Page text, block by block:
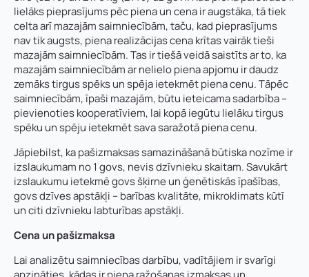
lielāks pieprasījums pēc piena un cena ir augstāka, tā tiek
celta arī mazajām saimniecībām, taču, kad pieprasījums
nav tik augsts, piena realizācijas cena krītas vairāk tieši
mazajām saimniecībām. Tas ir tiešā veidā saistīts ar to, ka
mazajām saimniecībām ar nelielo piena apjomu ir daudz
zemāks tirgus spēks un spēja ietekmēt piena cenu. Tāpēc
saimniecībām, īpaši mazajām, būtu ieteicama sadarbība –
pievienoties kooperatīviem, lai kopā iegūtu lielāku tirgus
spēku un spēju ietekmēt sava saražotā piena cenu.
Jāpiebilst, ka pašizmaksas samazināšanā būtiska nozīme ir
izslaukumam no 1 govs, nevis dzīvnieku skaitam. Savukārt
izslaukumu ietekmē govs šķirne un ģenētiskās īpašības,
govs dzīves apstākļi – barības kvalitāte, mikroklimats kūtī
un citi dzīvnieku labturības apstākļi.
Cena un pašizmaksa
Lai analizētu saimniecības darbību, vadītājiem ir svarīgi